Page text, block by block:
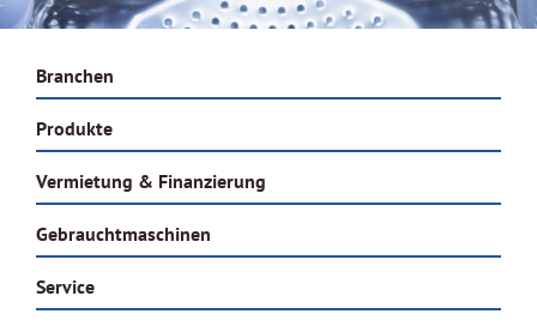
Branchen
Produkte
Vermietung & Finanzierung
Gebrauchtmaschinen
Service